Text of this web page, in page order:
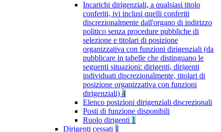
Incarichi dirigenziali, a qualsiasi titolo
conferiti, ivi inclusi quelli conferiti
discrezionalmente dall'organo di indirizzo
politico senza procedure pubbliche di
selezione e titolari di posizione
organizzativa con funzioni dirigenziali (da
pubblicare in tabelle che distinguano le
seguenti situazioni: dirigenti, dirigenti
individuati discrezionalmente, titolari di
posizione organizzativa con funzioni
dirigenziali) 4
Elenco posizioni dirigenziali discrezionali
Posti di funzione disponibili
Ruolo dirigenti 1
Dirigenti cessati 1